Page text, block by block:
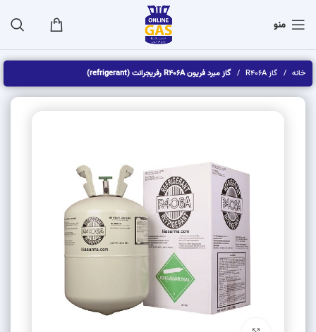
منو
خانه گاز R406A گاز مبرد فریون R406A رفریجرانت (refrigerant)